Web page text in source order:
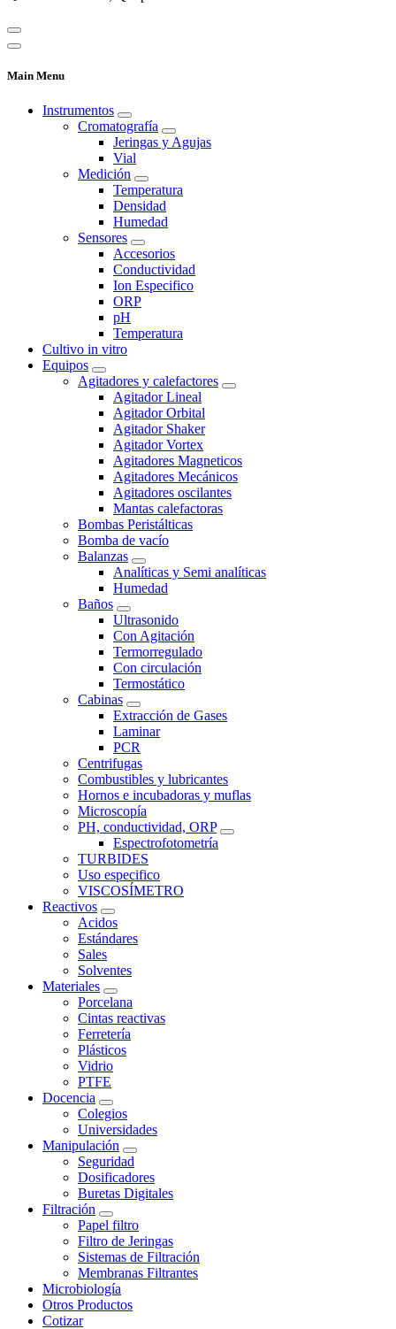
Main Menu
Instrumentos
Cromatografía
Jeringas y Agujas
Vial
Medición
Temperatura
Densidad
Humedad
Sensores
Accesorios
Conductividad
Ion Especifico
ORP
pH
Temperatura
Cultivo in vitro
Equipos
Agitadores y calefactores
Agitador Lineal
Agitador Orbital
Agitador Shaker
Agitador Vortex
Agitadores Magneticos
Agitadores Mecánicos
Agitadores oscilantes
Mantas calefactoras
Bombas Peristálticas
Bomba de vacío
Balanzas
Analíticas y Semi analíticas
Humedad
Baños
Ultrasonido
Con Agitación
Termorregulado
Con circulación
Termostático
Cabinas
Extracción de Gases
Laminar
PCR
Centrifugas
Combustibles y lubricantes
Hornos e incubadoras y muflas
Microscopía
PH, conductividad, ORP
Espectrofotometría
TURBIDES
Uso especifico
VISCOSÍMETRO
Reactivos
Acidos
Estándares
Sales
Solventes
Materiales
Porcelana
Cintas reactivas
Ferretería
Plásticos
Vidrio
PTFE
Docencia
Colegios
Universidades
Manipulación
Seguridad
Dosificadores
Buretas Digitales
Filtración
Papel filtro
Filtro de Jeringas
Sistemas de Filtración
Membranas Filtrantes
Microbiología
Otros Productos
Cotizar